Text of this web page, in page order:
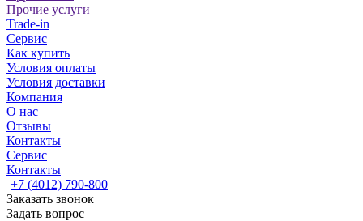
Прочие услуги
Trade-in
Сервис
Как купить
Условия оплаты
Условия доставки
Компания
О нас
Отзывы
Контакты
Сервис
Контакты
+7 (4012) 790-800
Заказать звонок
Задать вопрос